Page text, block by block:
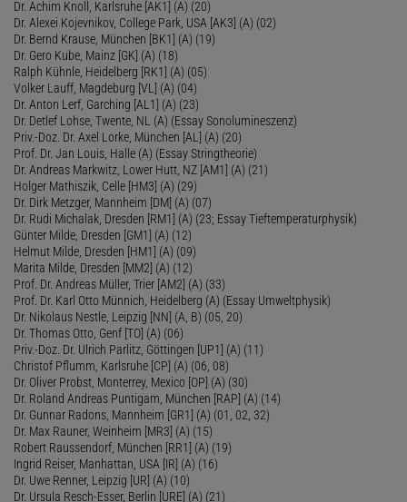
Dr. Achim Knoll, Karlsruhe [AK1] (A) (20)
Dr. Alexei Kojevnikov, College Park, USA [AK3] (A) (02)
Dr. Bernd Krause, München [BK1] (A) (19)
Dr. Gero Kube, Mainz [GK] (A) (18)
Ralph Kühnle, Heidelberg [RK1] (A) (05)
Volker Lauff, Magdeburg [VL] (A) (04)
Dr. Anton Lerf, Garching [AL1] (A) (23)
Dr. Detlef Lohse, Twente, NL (A) (Essay Sonolumineszenz)
Priv.-Doz. Dr. Axel Lorke, München [AL] (A) (20)
Prof. Dr. Jan Louis, Halle (A) (Essay Stringtheorie)
Dr. Andreas Markwitz, Lower Hutt, NZ [AM1] (A) (21)
Holger Mathiszik, Celle [HM3] (A) (29)
Dr. Dirk Metzger, Mannheim [DM] (A) (07)
Dr. Rudi Michalak, Dresden [RM1] (A) (23; Essay Tieftemperaturphysik)
Günter Milde, Dresden [GM1] (A) (12)
Helmut Milde, Dresden [HM1] (A) (09)
Marita Milde, Dresden [MM2] (A) (12)
Prof. Dr. Andreas Müller, Trier [AM2] (A) (33)
Prof. Dr. Karl Otto Münnich, Heidelberg (A) (Essay Umweltphysik)
Dr. Nikolaus Nestle, Leipzig [NN] (A, B) (05, 20)
Dr. Thomas Otto, Genf [TO] (A) (06)
Priv.-Doz. Dr. Ulrich Parlitz, Göttingen [UP1] (A) (11)
Christof Pflumm, Karlsruhe [CP] (A) (06, 08)
Dr. Oliver Probst, Monterrey, Mexico [OP] (A) (30)
Dr. Roland Andreas Puntigam, München [RAP] (A) (14)
Dr. Gunnar Radons, Mannheim [GR1] (A) (01, 02, 32)
Dr. Max Rauner, Weinheim [MR3] (A) (15)
Robert Raussendorf, München [RR1] (A) (19)
Ingrid Reiser, Manhattan, USA [IR] (A) (16)
Dr. Uwe Renner, Leipzig [UR] (A) (10)
Dr. Ursula Resch-Esser, Berlin [URE] (A) (21)